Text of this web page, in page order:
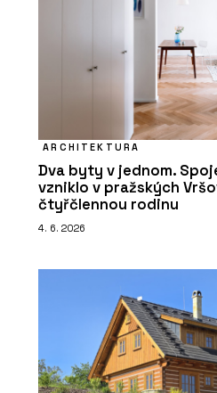
ARCHITEKTURA
Dva byty v jednom.
vzniklo v pražských
čtyřčlennou rodinu
4. 6. 2026